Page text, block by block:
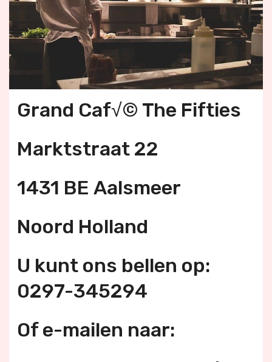
Grand Caf√© The Fifties
Marktstraat 22
1431 BE Aalsmeer
Noord Holland
U kunt ons bellen op:
0297-345294
Of e-mailen naar: